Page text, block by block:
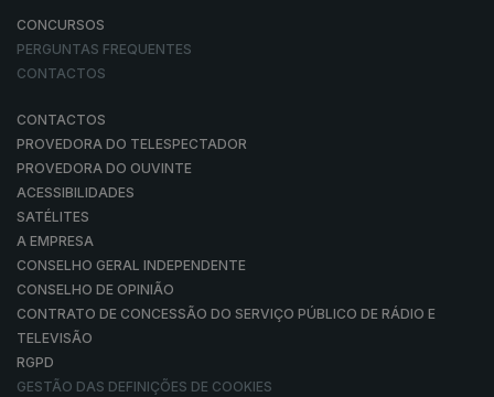
CONCURSOS
PERGUNTAS FREQUENTES
CONTACTOS
CONTACTOS
PROVEDORA DO TELESPECTADOR
PROVEDORA DO OUVINTE
ACESSIBILIDADES
SATÉLITES
A EMPRESA
CONSELHO GERAL INDEPENDENTE
CONSELHO DE OPINIÃO
CONTRATO DE CONCESSÃO DO SERVIÇO PÚBLICO DE RÁDIO E
TELEVISÃO
RGPD
GESTÃO DAS DEFINIÇÕES DE COOKIES